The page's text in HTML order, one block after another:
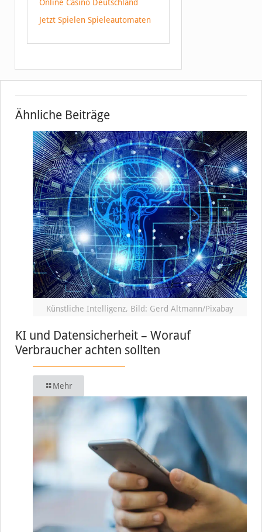
Online Casino Deutschland
Jetzt Spielen Spieleautomaten
Ähnliche Beiträge
Künstliche Intelligenz, Bild: Gerd Altmann/Pixabay
KI und Datensicherheit – Worauf
Verbraucher achten sollten
Mehr